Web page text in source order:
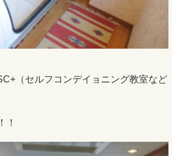
（セルフコンデイョニング教室など
！